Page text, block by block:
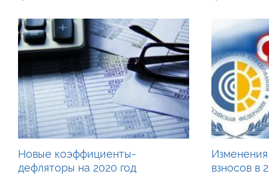
Новые коэффициенты-
дефляторы на 2020 год
взносов в